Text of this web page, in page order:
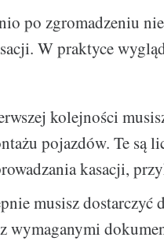
po zgromadzeniu
W praktyce
kolejności
pojazdów. Te są
kasacji,
musisz
wymaganymi